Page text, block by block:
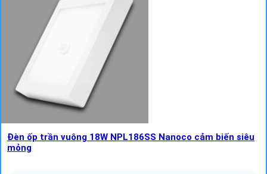
Đèn ốp trần vuông 18W NPL186SS Nanoco cảm biến siêu
mỏng